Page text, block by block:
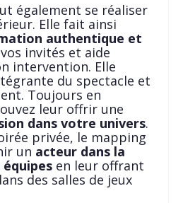
également se réaliser
Elle fait ainsi
authentique et
invités et aide
intervention. Elle
du spectacle et
Toujours en
leur offrir une
dans votre univers.
privée, le mapping
un acteur dans la
en leur offrant
des salles de jeux